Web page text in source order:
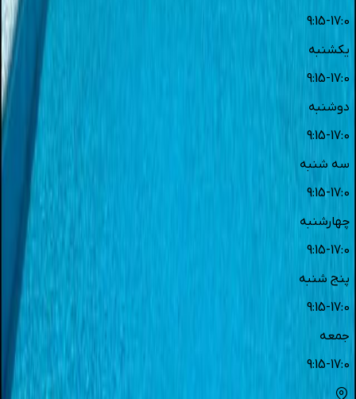
9:15-17:0
یکشنبه
9:15-17:0
دوشنبه
9:15-17:0
سه شنبه
9:15-17:0
چهارشنبه
9:15-17:0
پنج شنبه
9:15-17:0
جمعه
9:15-17:0